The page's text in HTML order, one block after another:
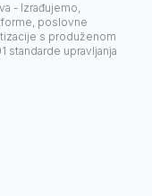
- Izrađujemo,
poslovne
s produženom
standarde upravljanja